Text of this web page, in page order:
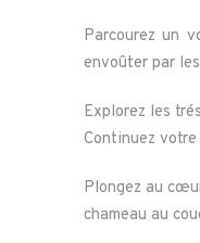
Parcourez un
envoûter par
Explorez les
Continuez
Plongez au
chameau au